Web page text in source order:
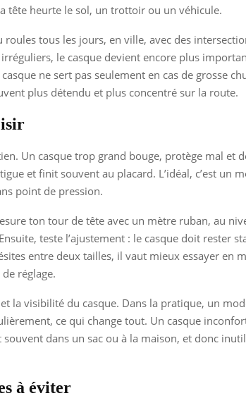
tête heurte le sol, un trottoir ou un véhicule.
tous les jours, en ville, avec des
le casque devient encore plus
ne sert pas seulement en cas de grosse
plus détendu et plus concentré sur la route.
Un casque trop grand bouge, protège mal et
et finit souvent au placard. L’idéal, c’est un
point de pression.
ton tour de tête avec un mètre ruban, au
teste l’ajustement : le casque doit rester
entre deux tailles, il vaut mieux essayer en
réglage.
la visibilité du casque. Dans la pratique, un
ce qui change tout. Un casque
dans un sac ou à la maison, et donc
à éviter